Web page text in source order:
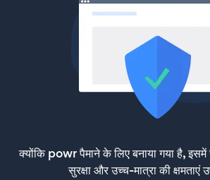
क्योंकि powr पैमाने के लिए बनाया गया है, इसमें
सुरक्षा और उच्च-मात्रा की क्षमताएं